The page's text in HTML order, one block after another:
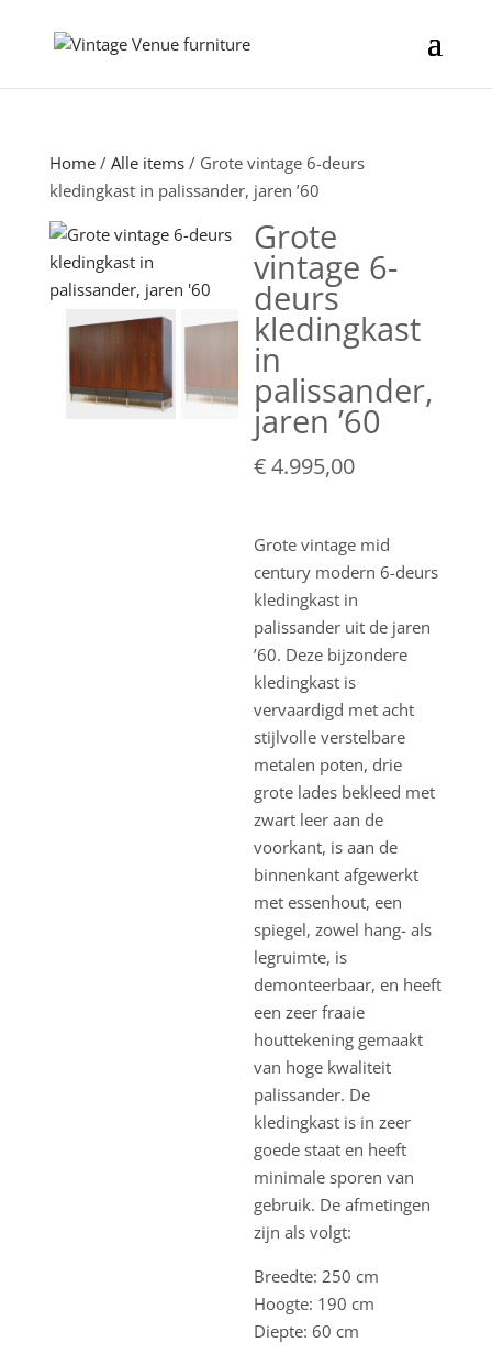
Home/ Alle items/ Grote vintage 6-deurs
kledingkast in palissander, jaren ’60
Grote
vintage 6-
deurs
kledingkast
in
palissander,
jaren ’60
€4.995,00
Grote vintage mid
century modern 6-deurs
kledingkast in
palissander uit de jaren
’60. Deze bijzondere
kledingkast is
vervaardigd met acht
stijlvolle verstelbare
metalen poten, drie
grote lades bekleed met
zwart leer aan de
voorkant, is aan de
binnenkant afgewerkt
met essenhout, een
spiegel, zowel hang- als
legruimte, is
demonteerbaar, en heeft
een zeer fraaie
houttekening gemaakt
van hoge kwaliteit
palissander. De
kledingkast is in zeer
goede staat en heeft
minimale sporen van
gebruik. De afmetingen
zijn als volgt:
Breedte: 250 cm
Hoogte: 190 cm
Diepte: 60 cm